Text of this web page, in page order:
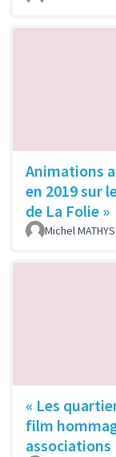
Animations
en 2019 sur
de La Folie »
Michel MATHYS
« Les
film
associations